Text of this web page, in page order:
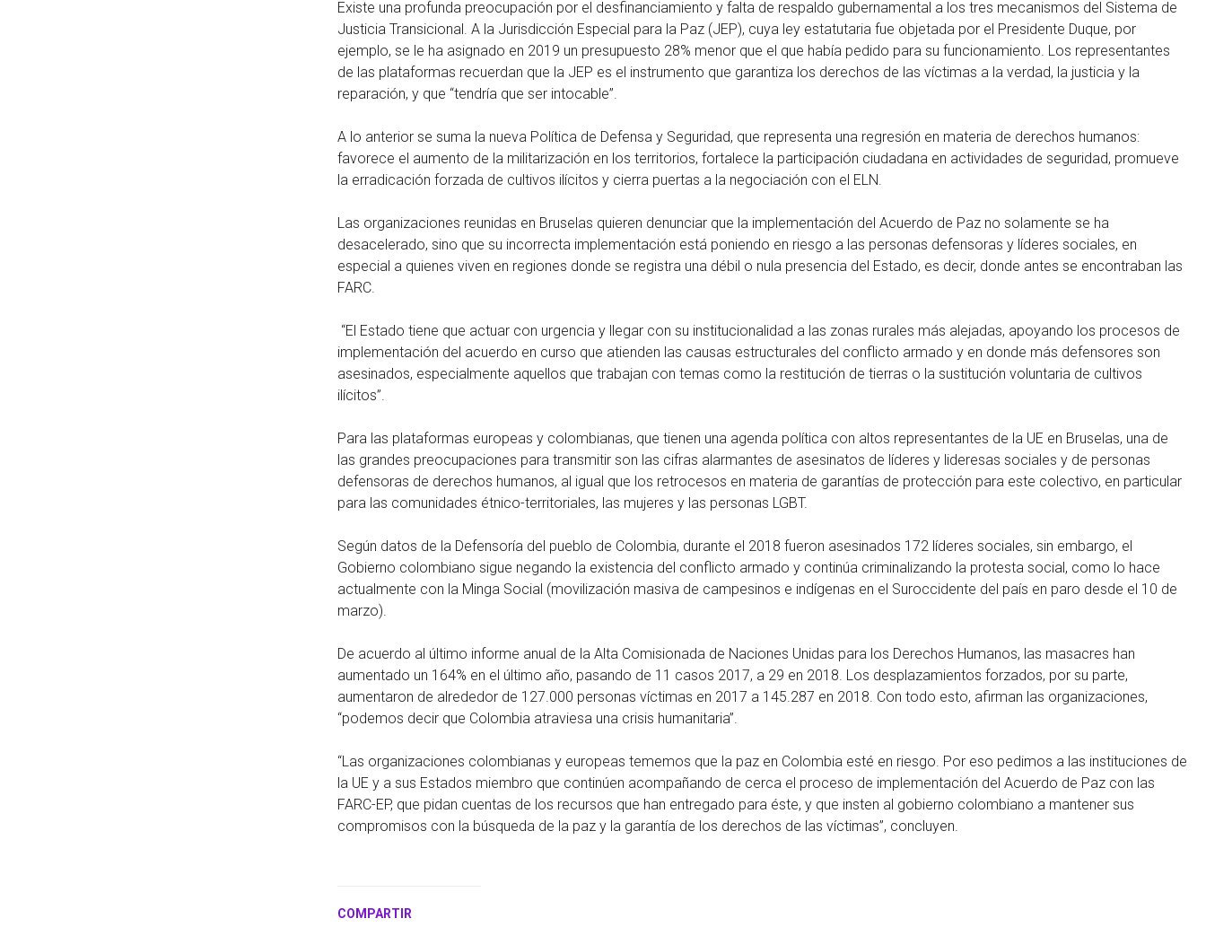
Existe una profunda preocupación por el desfinanciamiento y falta de respaldo gubernamental a los tres mecanismos del Sistema de
Justicia Transicional. A la Jurisdicción Especial para la Paz (JEP), cuya ley estatutaria fue objetada por el Presidente Duque, por
ejemplo, se le ha asignado en 2019 un presupuesto 28% menor que el que había pedido para su funcionamiento. Los representantes
de las plataformas recuerdan que la JEP es el instrumento que garantiza los derechos de las víctimas a la verdad, la justicia y la
reparación, y que “tendría que ser intocable”.
A lo anterior se suma la nueva Política de Defensa y Seguridad, que representa una regresión en materia de derechos humanos:
favorece el aumento de la militarización en los territorios, fortalece la participación ciudadana en actividades de seguridad, promueve
la erradicación forzada de cultivos ilícitos y cierra puertas a la negociación con el ELN.
Las organizaciones reunidas en Bruselas quieren denunciar que la implementación del Acuerdo de Paz no solamente se ha
desacelerado, sino que su incorrecta implementación está poniendo en riesgo a las personas defensoras y líderes sociales, en
especial a quienes viven en regiones donde se registra una débil o nula presencia del Estado, es decir, donde antes se encontraban las
FARC.
“El Estado tiene que actuar con urgencia y llegar con su institucionalidad a las zonas rurales más alejadas, apoyando los procesos de
implementación del acuerdo en curso que atienden las causas estructurales del conflicto armado y en donde más defensores son
asesinados, especialmente aquellos que trabajan con temas como la restitución de tierras o la sustitución voluntaria de cultivos
ilícitos”.
Para las plataformas europeas y colombianas, que tienen una agenda política con altos representantes de la UE en Bruselas, una de
las grandes preocupaciones para transmitir son las cifras alarmantes de asesinatos de líderes y lideresas sociales y de personas
defensoras de derechos humanos, al igual que los retrocesos en materia de garantías de protección para este colectivo, en particular
para las comunidades étnico-territoriales, las mujeres y las personas LGBT.
Según datos de la Defensoría del pueblo de Colombia, durante el 2018 fueron asesinados 172 líderes sociales, sin embargo, el
Gobierno colombiano sigue negando la existencia del conflicto armado y continúa criminalizando la protesta social, como lo hace
actualmente con la Minga Social (movilización masiva de campesinos e indígenas en el Suroccidente del país en paro desde el 10 de
marzo).
De acuerdo al último informe anual de la Alta Comisionada de Naciones Unidas para los Derechos Humanos, las masacres han
aumentado un 164% en el último año, pasando de 11 casos 2017, a 29 en 2018. Los desplazamientos forzados, por su parte,
aumentaron de alrededor de 127.000 personas víctimas en 2017 a 145.287 en 2018. Con todo esto, afirman las organizaciones,
“podemos decir que Colombia atraviesa una crisis humanitaria”.
“Las organizaciones colombianas y europeas tememos que la paz en Colombia esté en riesgo. Por eso pedimos a las instituciones de
la UE y a sus Estados miembro que continúen acompañando de cerca el proceso de implementación del Acuerdo de Paz con las
FARC-EP, que pidan cuentas de los recursos que han entregado para éste, y que insten al gobierno colombiano a mantener sus
compromisos con la búsqueda de la paz y la garantía de los derechos de las víctimas”, concluyen.
COMPARTIR